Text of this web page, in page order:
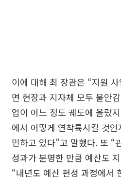
이에 대해 최 장관은 “지원
면 현장과 지자체 모두 불안
업이 어느 정도 궤도에 올랐
에서 어떻게 연착륙시킬 것
민하고 있다”고 말했다. 또 “
성과가 분명한 만큼 예산도
“내년도 예산 편성 과정에서